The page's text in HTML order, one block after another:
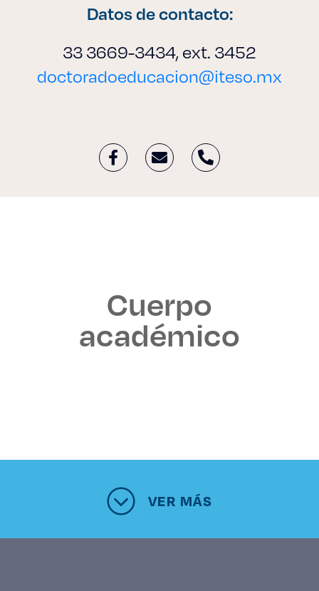
Datos de contacto:
33 3669-3434, ext. 3452
doctoradoeducacion@iteso.mx
Cuerpo
académico
VER MÁS